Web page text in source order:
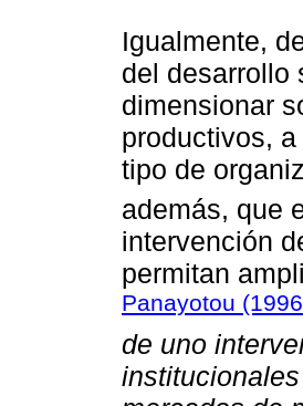
Igualmente,
del desarrollo
dimensionar
productivos,
tipo de
además, que
intervención
permitan
Panayotou
de uno